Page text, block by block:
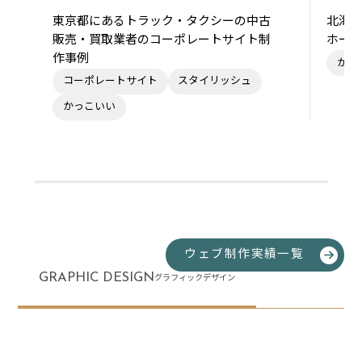
東京都にあるトラック・タクシーの中古
販売・買取業者のコーポレートサイト制
作事例
コーポレートサイト スタイリッシュ
かっこいい
北海
ホー
かわ
ウェブ制作実績一覧
GRAPHIC DESIGN グラフィックデザイン